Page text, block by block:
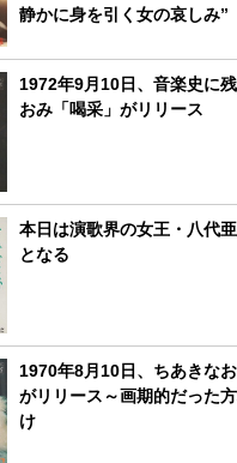
静かに身を引く女の哀しみ”
1972年9月10日、音楽史に
おみ「喝采」がリリース
本日は演歌界の女王・八代
となる
1970年8月10日、ちあきな
がリリース～画期的だった
け